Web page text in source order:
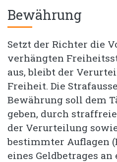
Bewährung
Setzt der Richter die
verhängten
aus, bleibt der
Freiheit. Die
Bewährung soll dem
geben, durch
der Verurteilung
bestimmter Auflagen
eines Geldbetrages